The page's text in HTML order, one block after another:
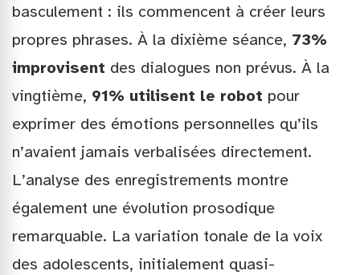
basculement : ils commencent à créer leurs
propres phrases. À la dixième séance, 73%
improvisent des dialogues non prévus. À la
vingtième, 91% utilisent le robot pour
exprimer des émotions personnelles qu’ils
n’avaient jamais verbalisées directement.
L’analyse des enregistrements montre
également une évolution prosodique
remarquable. La variation tonale de la voix
des adolescents, initialement quasi-